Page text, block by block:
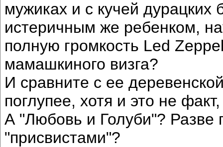
мужиках и с кучей дурацких
истеричным же ребенком,
полную громкость Led
мамашкиного визга?
И сравните с ее
поглупее, хотя и это не
А "Любовь и Голуби"? Разве
"присвистами"?